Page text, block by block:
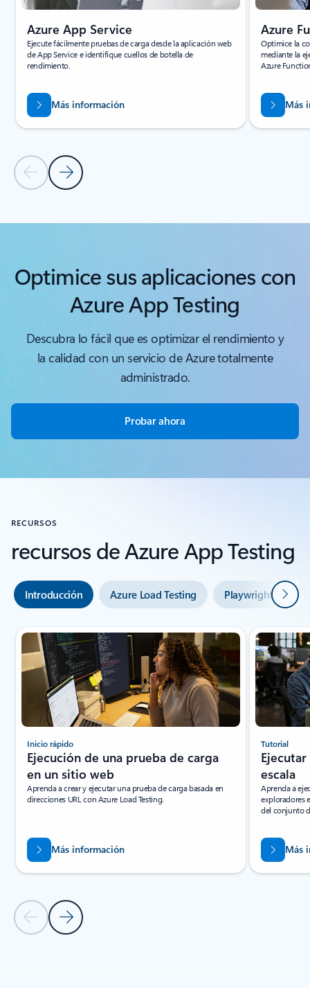
Diapositiva anterior
Diapositiva siguiente
Azure App Service
Ejecute fácilmente pruebas de carga desde la aplicación web
de App Service e identifique cuellos de botella de
rendimiento.
Más información
Azure
Optimice la
mediante la
Azure
Más
Volver a PRODUCTOS RELACIONADOS
Optimice sus aplicaciones con
Azure App Testing
Descubra lo fácil que es optimizar el rendimiento y
la calidad con un servicio de Azure totalmente
administrado.
Probar ahora
RECURSOS
recursos de Azure App Testing
Introducción Azure Load Testing Playwright
Mostrando diapositiva 1 de 3
Diapositiva anterior
Diapositiva siguiente
Inicio rápido
Ejecución de una prueba de carga
en un sitio web
Aprenda a crear y ejecutar una prueba de carga basada en
direcciones URL con Azure Load Testing.
Más información
Tutorial
escala
Aprenda a
exploradores
del conjunto
Más